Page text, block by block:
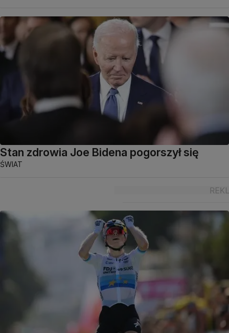
Stan zdrowia Joe Bidena pogorszył się
ŚWIAT